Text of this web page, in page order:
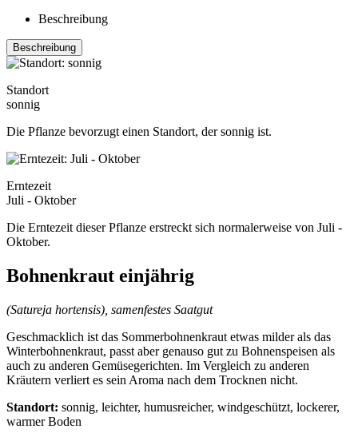
Beschreibung
Beschreibung
Standort
sonnig
Die Pflanze bevorzugt einen Standort, der sonnig ist.
Erntezeit
Juli - Oktober
Die Erntezeit dieser Pflanze erstreckt sich normalerweise von Juli -
Oktober.
Bohnenkraut einjährig
(Satureja hortensis), samenfestes Saatgut
Geschmacklich ist das Sommerbohnenkraut etwas milder als das
Winterbohnenkraut, passt aber genauso gut zu Bohnenspeisen als
auch zu anderen Gemüsegerichten. Im Vergleich zu anderen
Kräutern verliert es sein Aroma nach dem Trocknen nicht.
Standort: sonnig, leichter, humusreicher, windgeschützt, lockerer,
warmer Boden